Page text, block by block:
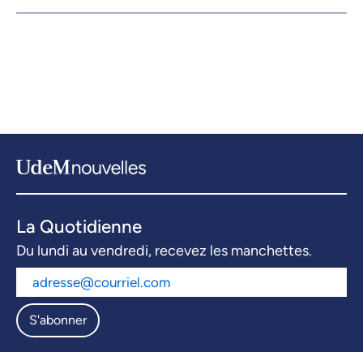
La Quotidienne
Du lundi au vendredi, recevez les manchettes.
S'abonner